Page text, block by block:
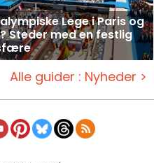
Lege i Paris og
Steder med en festlig
Alle guider : Nyheder >